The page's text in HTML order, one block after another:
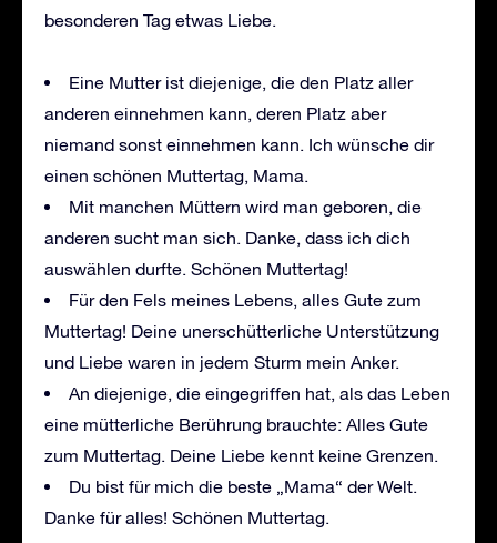
besonderen Tag etwas Liebe.
Eine Mutter ist diejenige, die den Platz aller
anderen einnehmen kann, deren Platz aber
niemand sonst einnehmen kann. Ich wünsche dir
einen schönen Muttertag, Mama.
Mit manchen Müttern wird man geboren, die
anderen sucht man sich. Danke, dass ich dich
auswählen durfte. Schönen Muttertag!
Für den Fels meines Lebens, alles Gute zum
Muttertag! Deine unerschütterliche Unterstützung
und Liebe waren in jedem Sturm mein Anker.
An diejenige, die eingegriffen hat, als das Leben
eine mütterliche Berührung brauchte: Alles Gute
zum Muttertag. Deine Liebe kennt keine Grenzen.
Du bist für mich die beste „Mama“ der Welt.
Danke für alles! Schönen Muttertag.